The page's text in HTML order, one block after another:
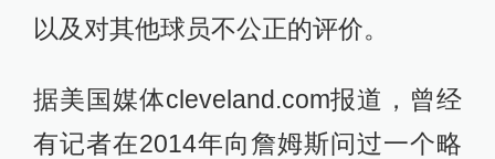
以及对其他球员不公正的评价。
据美国媒体cleveland.com报道，曾经
有记者在2014年向詹姆斯问过一个略